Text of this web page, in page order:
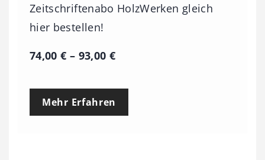
Zeitschriftenabo HolzWerken gleich
hier bestellen!
74,00€ – 93,00 €P
e
Mehr Erfahren